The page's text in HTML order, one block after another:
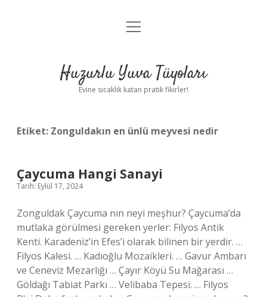
Anasayfa
Yasal Uyarı
menüyü
Huzurlu Yuva Tüyoları
Evine sıcaklık katan pratik fikirler!
Etiket: Zonguldakın en ünlü meyvesi nedir
Çaycuma Hangi Sanayi
Tarih: Eylül 17, 2024
Zonguldak Çaycuma nın neyi meşhur? Çaycuma’da
mutlaka görülmesi gereken yerler: Filyos Antik
Kenti. Karadeniz’in Efes’i olarak bilinen bir yerdir. …
Filyos Kalesi. … Kadıoğlu Mozaikleri. … Gavur Ambarı
ve Ceneviz Mezarlığı … Çayır Köyü Su Mağarası …
Göldağı Tabiat Parkı … Velibaba Tepesi. … Filyos